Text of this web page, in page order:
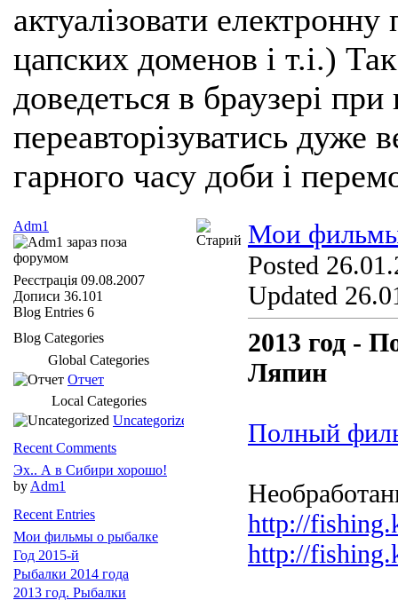
актуалізовати
цапских доменов і т.і.)
доведеться в браузері
переавторізуватись
гарного часу доби і
Мои
Posted
Updated
2013 год -
Ляпин
Полный
http://
http://
Adm1
Реєстрація 09.08.2007
Дописи 36.101
Blog Entries 6
Blog Categories
Global Categories
Отчет
Local Categories
Uncategorized
Recent Comments
Эх.. А в Сибири хорошо!
by Adm1
Recent Entries
Мои фильмы о рыбалке
Год 2015-й
Рыбалки 2014 года
2013 год. Рыбалки